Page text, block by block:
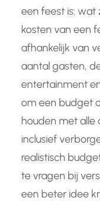
een feest is: wat
kosten van een
afhankelijk van
aantal gasten,
entertainment
om een budget
houden met alle
inclusief
realistisch
te vragen bij
een beter idee